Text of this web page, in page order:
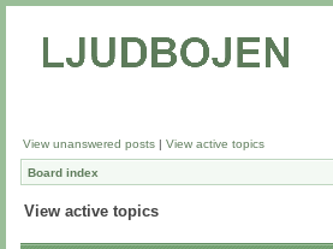
View unanswered posts | View active topics
Board index
View active topics